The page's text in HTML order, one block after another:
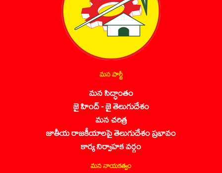
మన పార్టీ
మన సిద్ధాంతం
జై హింద్ - జై తెలుగుదేశం
మన చరిత్ర
జాతీయ రాజకీయాలపై తెలుగుదేశం ప్రభావం
కార్య నిర్వాహక వర్గం
మన నాయకత్వం